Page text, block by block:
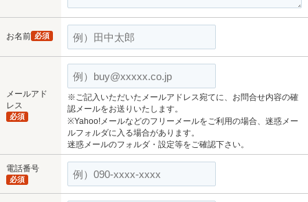
お名前 必須
メールアド
レス
必須
※ご記入いただいたメールアドレス宛てに、お問合せ内容の確
認メールをお送りいたします。
※Yahoo!メールなどのフリーメールをご利用の場合、迷惑メー
ルフォルダに入る場合があります。
迷惑メールのフォルダ・設定等をご確認下さい。
電話番号
必須